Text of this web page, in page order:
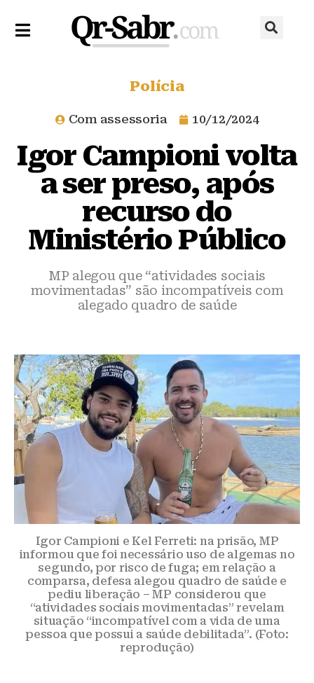
Polícia
Com assessoria 10/12/2024
Igor Campioni volta
a ser preso, após
recurso do
Ministério Público
MP alegou que “atividades sociais
movimentadas” são incompatíveis com
alegado quadro de saúde
Igor Campioni e Kel Ferreti: na prisão, MP
informou que foi necessário uso de algemas no
segundo, por risco de fuga; em relação a
comparsa, defesa alegou quadro de saúde e
pediu liberação – MP considerou que
“atividades sociais movimentadas” revelam
situação “incompatível com a vida de uma
pessoa que possui a saúde debilitada”. (Foto:
reprodução)